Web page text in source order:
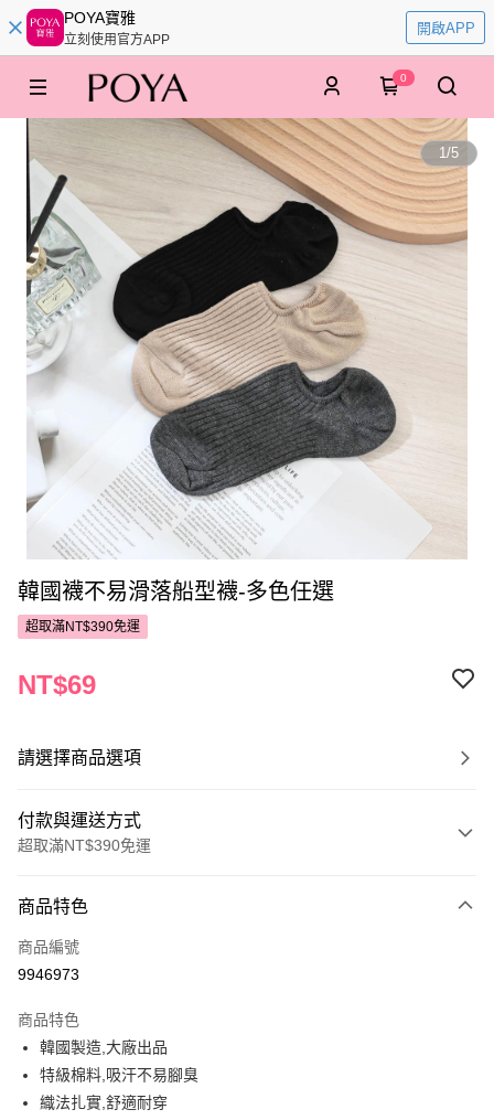
POYA寶雅
立刻使用官方APP
開啟APP
0
1/5
韓國襪不易滑落船型襪-多色任選
超取滿NT$390免運
NT$69
請選擇商品選項
付款與運送方式
超取滿NT$390免運
POYA支付
信用卡一次付款
LINE Pay
Apple Pay
商品特色
商品編號
9946973
商品特色
韓國製造,大廠出品
特級棉料,吸汗不易腳臭
織法扎實,舒適耐穿